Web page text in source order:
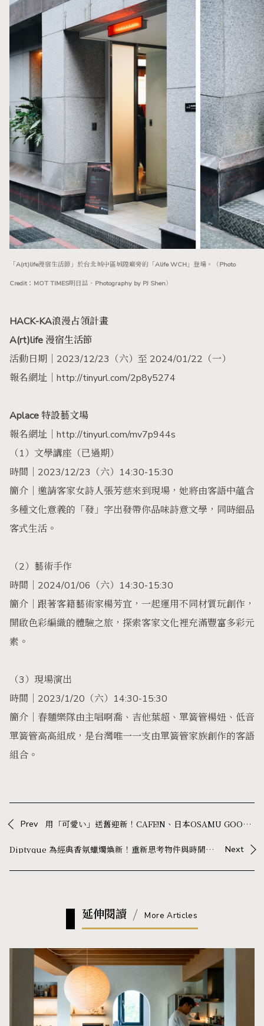
「A(rt)life漫宿生活節」於台北城中區城隍廟旁的「Alife WCH」登場。（Photo
Credit：MOT TIMES明日誌、Photography by PJ Shen）
HACK-KA浪漫占領計畫
A(rt)life 漫宿生活節
活動日期｜2023/12/23（六）至 2024/01/22（一）
報名網址｜ http://tinyurl.com/2p8y5274
Aplace 特設藝文場
報名網址｜ http://tinyurl.com/mv7p944s
（1）文學講座（已過期）
時間｜2023/12/23（六）14:30-15:30
簡介｜邀請客家女詩人張芳慈來到現場，她將由客語中蘊含
多種文化意義的「發」字出發帶你品味詩意文學，同時細品
客式生活。
（2）藝術手作
時間｜2024/01/06（六）14:30-15:30
簡介｜跟著客籍藝術家楊芳宜，一起運用不同材質玩創作，
開啟色彩編織的體驗之旅，探索客家文化裡充滿豐富多彩元
素。
（3）現場演出
時間｜2023/1/20（六）14:30-15:30
簡介｜春麵樂隊由主唱啊喬、吉他葉超、單簧管楊妞、低音
單簧管高高組成，是台灣唯一一支由單簧管家族創作的客語
組合。
Prev 用「可愛い」送舊迎新！CAFE!N、日本OSAMU GOODS聯名：美式復古療癒角色襲來，躍上門市風景與生活物件
Diptyque 為經典香氛蠟燭煥新！重新思考物件與時間的關係 Next
延伸閱讀 More Articles